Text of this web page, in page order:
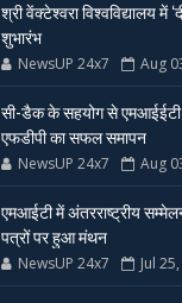
श्री वेंक्टेश्वरा विश्वविद्यालय में
शुभारंभ
NewsUP 24x7 Aug
सी-डैक के सहयोग से एमआईईटी
एफडीपी का सफल समापन
NewsUP 24x7 Aug
एमआईटी में अंतरराष्ट्रीय
पत्रों पर हुआ मंथन
NewsUP 24x7 Jul